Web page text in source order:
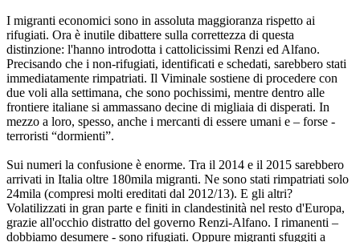
I migranti economici sono in assoluta maggioranza rispetto ai
rifugiati. Ora è inutile dibattere sulla correttezza di questa
distinzione: l'hanno introdotta i cattolicissimi Renzi ed Alfano.
Precisando che i non-rifugiati, identificati e schedati, sarebbero stati
immediatamente rimpatriati. Il Viminale sostiene di procedere con
due voli alla settimana, che sono pochissimi, mentre dentro alle
frontiere italiane si ammassano decine di migliaia di disperati. In
mezzo a loro, spesso, anche i mercanti di essere umani e – forse -
terroristi “dormienti”.
Sui numeri la confusione è enorme. Tra il 2014 e il 2015 sarebbero
arrivati in Italia oltre 180mila migranti. Ne sono stati rimpatriati solo
24mila (compresi molti ereditati dal 2012/13). E gli altri?
Volatilizzati in gran parte e finiti in clandestinità nel resto d'Europa,
grazie all'occhio distratto del governo Renzi-Alfano. I rimanenti –
dobbiamo desumere - sono rifugiati. Oppure migranti sfuggiti a